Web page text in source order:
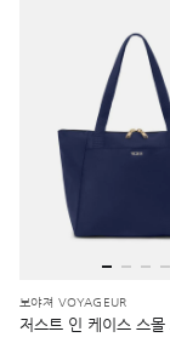
보야져 VOYAGEUR
저스트 인 케이스 스몰